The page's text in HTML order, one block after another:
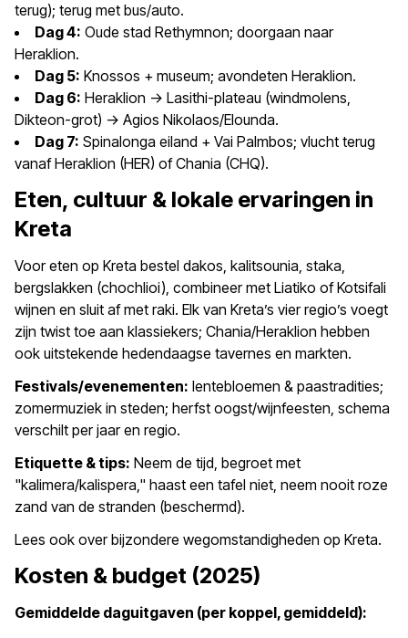
terug); terug met bus/auto.
Dag 4: Oude stad Rethymnon; doorgaan naar
Heraklion.
Dag 5: Knossos + museum; avondeten Heraklion.
Dag 6: Heraklion -> Lasithi-plateau (windmolens,
Dikteon-grot) -> Agios Nikolaos/Elounda.
Dag 7: Spinalonga eiland + Vai Palmbos; vlucht terug
vanaf Heraklion (HER) of Chania (CHQ).
Eten, cultuur & lokale ervaringen in
Kreta
Voor eten op Kreta bestel dakos, kalitsounia, staka,
bergslakken (chochlioi), combineer met Liatiko of Kotsifali
wijnen en sluit af met raki. Elk van Kreta’s vier regio’s voegt
zijn twist toe aan klassiekers; Chania/Heraklion hebben
ook uitstekende hedendaagse tavernes en markten.
Festivals/evenementen: lentebloemen & paastradities;
zomermuziek in steden; herfst oogst/wijnfeesten, schema
verschilt per jaar en regio.
Etiquette & tips: Neem de tijd, begroet met
"kalimera/kalispera," haast een tafel niet, neem nooit roze
zand van de stranden (beschermd).
Lees ook over bijzondere wegomstandigheden op Kreta.
Kosten & budget (2025)
Gemiddelde daguitgaven (per koppel, gemiddeld):